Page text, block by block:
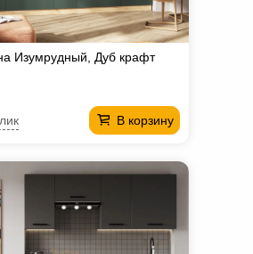
Изумрудный, Дуб крафт
В корзину